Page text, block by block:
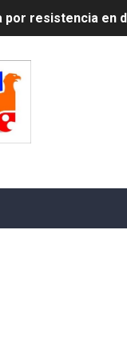
Yankees
en el centro de
dos 'streamers'